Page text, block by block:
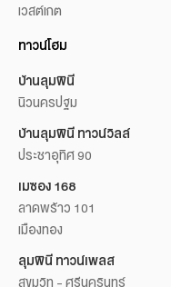
เวสต์เกต
ทาวน์โฮม
บ้านลุมพินี
นิวนครปฐม
บ้านลุมพินี ทาวน์วิลล์
ประชาอุทิศ 90
เมซอง 168
ลาดพร้าว 101
เมืองทอง
ลุมพินี ทาวน์เพลส
สุขุมวิท - ศรีนครินทร์